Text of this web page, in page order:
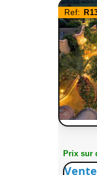
Ref:
Prix sur